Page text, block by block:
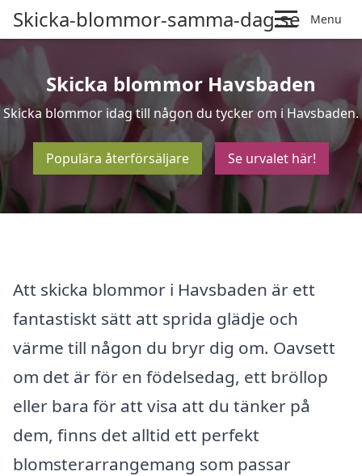
Skicka-blommor-samma-dag.se Menu
Skicka blommor Havsbaden
Skicka blommor idag till någon du tycker om i Havsbaden.
Populära återförsäljare Se urvalet här!
Att skicka blommor i Havsbaden är ett
fantastiskt sätt att sprida glädje och
värme till någon du bryr dig om. Oavsett
om det är för en födelsedag, ett bröllop
eller bara för att visa att du tänker på
dem, finns det alltid ett perfekt
blomsterarrangemang som passar